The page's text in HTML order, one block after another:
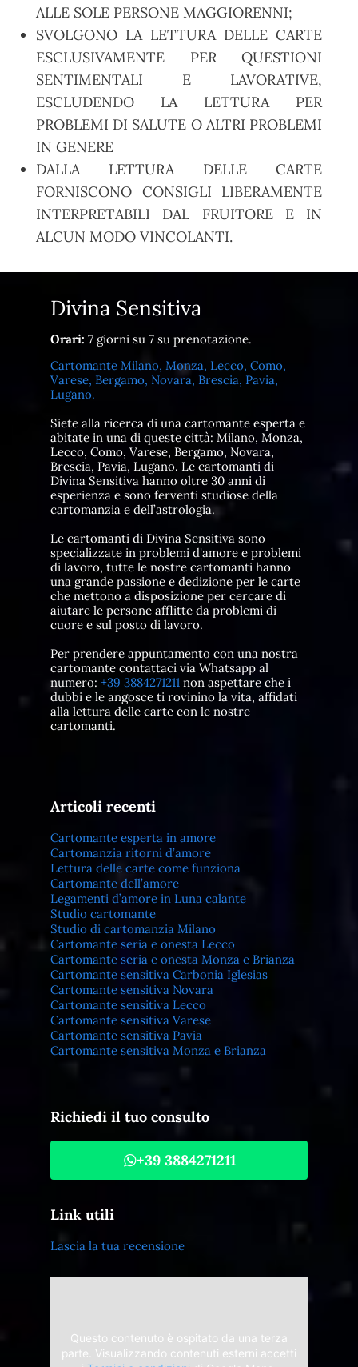
ALLE SOLE PERSONE MAGGIORENNI;
SVOLGONO LA LETTURA DELLE CARTE
ESCLUSIVAMENTE PER QUESTIONI
SENTIMENTALI E LAVORATIVE,
ESCLUDENDO LA LETTURA PER
PROBLEMI DI SALUTE O ALTRI PROBLEMI
IN GENERE
DALLA LETTURA DELLE CARTE
FORNISCONO CONSIGLI LIBERAMENTE
INTERPRETABILI DAL FRUITORE E IN
ALCUN MODO VINCOLANTI.
Divina Sensitiva
Orari: 7 giorni su 7 su prenotazione.
Cartomante Milano, Monza, Lecco, Como,
Varese, Bergamo, Novara, Brescia, Pavia,
Lugano.
Siete alla ricerca di una cartomante esperta e
abitate in una di queste città: Milano, Monza,
Lecco, Como, Varese, Bergamo, Novara,
Brescia, Pavia, Lugano. Le cartomanti di
Divina Sensitiva hanno oltre 30 anni di
esperienza e sono ferventi studiose della
cartomanzia e dell’astrologia.
Le cartomanti di Divina Sensitiva sono
specializzate in problemi d'amore e problemi
di lavoro, tutte le nostre cartomanti hanno
una grande passione e dedizione per le carte
che mettono a disposizione per cercare di
aiutare le persone afflitte da problemi di
cuore e sul posto di lavoro.
Per prendere appuntamento con una nostra
cartomante contattaci via Whatsapp al
numero: +39 3884271211 non aspettare che i
dubbi e le angosce ti rovinino la vita, affidati
alla lettura delle carte con le nostre
cartomanti.
Articoli recenti
Cartomante esperta in amore
Cartomanzia ritorni d’amore
Lettura delle carte come funziona
Cartomante dell’amore
Legamenti d’amore in Luna calante
Studio cartomante
Studio di cartomanzia Milano
Cartomante seria e onesta Lecco
Cartomante seria e onesta Monza e Brianza
Cartomante sensitiva Carbonia Iglesias
Cartomante sensitiva Novara
Cartomante sensitiva Lecco
Cartomante sensitiva Varese
Cartomante sensitiva Pavia
Cartomante sensitiva Monza e Brianza
Richiedi il tuo consulto
+39 3884271211
Link utili
Lascia la tua recensione
Questo contenuto è ospitato da una terza
parte. Visualizzando contenuti esterni accetti